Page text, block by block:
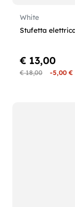
White
Stufetta
€ 18,00 -5,00 €
€ 13,00